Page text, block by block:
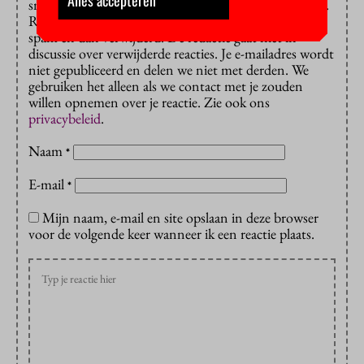
smaad, schelden en discrimineren zijn niet toegestaan.
Reacties met url’s erin worden vaak aangezien voor
spam en dan verwijderd. De redactie gaat niet in
discussie over verwijderde reacties. Je e-mailadres wordt
niet gepubliceerd en delen we niet met derden. We
gebruiken het alleen als we contact met je zouden
willen opnemen over je reactie. Zie ook ons
privacybeleid.
Naam *
E-mail *
Mijn naam, e-mail en site opslaan in deze browser
voor de volgende keer wanneer ik een reactie plaats.